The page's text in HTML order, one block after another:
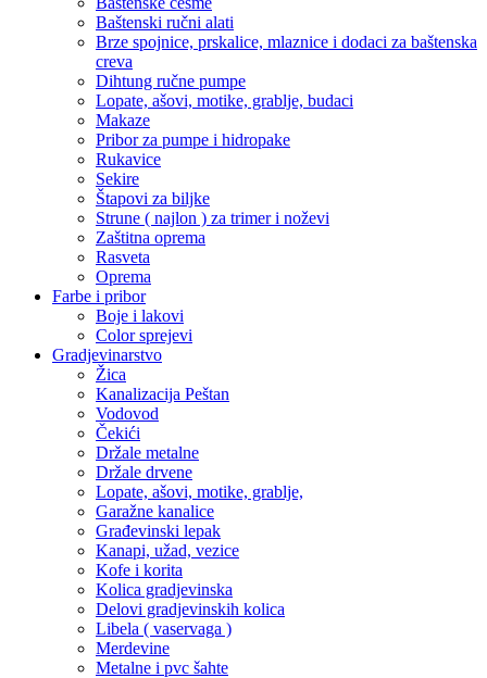
Baštenski ručni alati
Brze spojnice, prskalice, mlaznice i dodaci za baštenska
creva
Dihtung ručne pumpe
Lopate, ašovi, motike, grablje, budaci
Makaze
Pribor za pumpe i hidropake
Rukavice
Sekire
Štapovi za biljke
Strune ( najlon ) za trimer i noževi
Zaštitna oprema
Rasveta
Oprema
Farbe i pribor
Boje i lakovi
Color sprejevi
Gradjevinarstvo
Žica
Kanalizacija Peštan
Vodovod
Čekići
Držale metalne
Držale drvene
Lopate, ašovi, motike, grablje,
Garažne kanalice
Građevinski lepak
Kanapi, užad, vezice
Kofe i korita
Kolica gradjevinska
Delovi gradjevinskih kolica
Libela ( vaservaga )
Merdevine
Metalne i pvc šahte